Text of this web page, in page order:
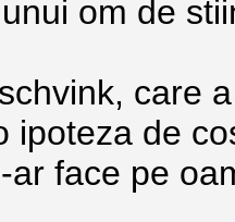
om de
care
ipoteza de
ar face pe